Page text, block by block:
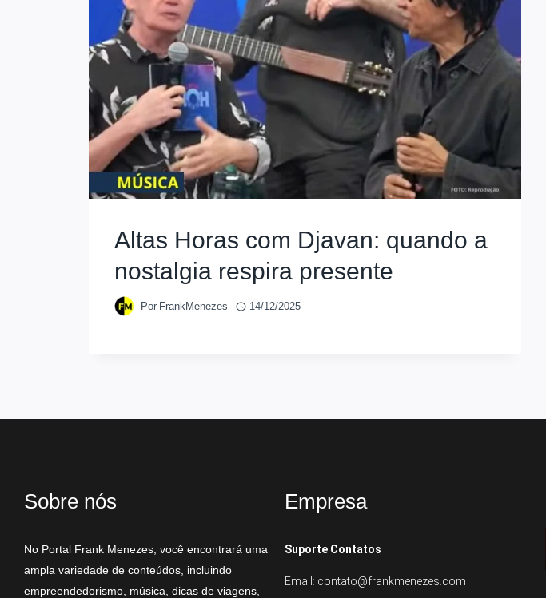
Altas Horas com Djavan: quando a
nostalgia respira presente
Por FrankMenezes 14/12/2025
Sobre nós
No Portal Frank Menezes, você encontrará uma
ampla variedade de conteúdos, incluindo
empreendedorismo, música, dicas de viagens,
Empresa
Suporte Contatos
Email: contato@frankmenezes.com